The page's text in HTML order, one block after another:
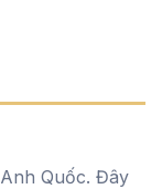
Quốc. Đây